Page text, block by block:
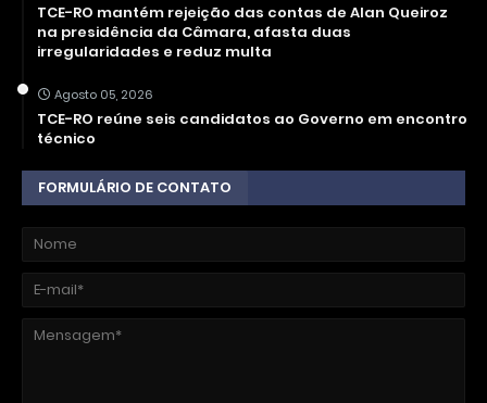
TCE-RO mantém rejeição das contas de Alan Queiroz
na presidência da Câmara, afasta duas
irregularidades e reduz multa
Agosto 05, 2026
TCE-RO reúne seis candidatos ao Governo em encontro
técnico
FORMULÁRIO DE CONTATO